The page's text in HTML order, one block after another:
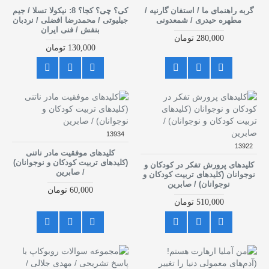
گربه راهنمای ما / استفان گارنیه /
مطهره حیدری / شمعدونی
280,000 تومان
کی؟ چی؟ کجا؟ 8: نیکولا تسلا / جیم
جیلیوتی / محمدرضا افضلی / نردبان
بنفش / فنی ایران
130,000 تومان
13922
کلیدهای پرورش تفکر در کودکان و
نوجوانان (کلید‌های تربیت کودکان و
نوجوانان) / صابرین
510,000 تومان
13934
کلیدهای موفقیت مادر ناتنی
(کلیدهای تربیت کودکان و نوجوانان)
/ صابرین
60,000 تومان